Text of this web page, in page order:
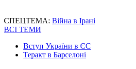
СПЕЦТЕМА: Війна в Ірані
ВСІ ТЕМИ
Вступ України в ЄС
Теракт в Барселоні